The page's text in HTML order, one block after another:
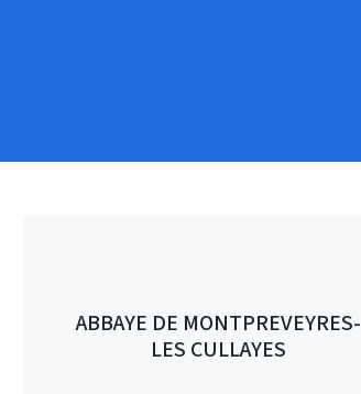
ABBAYE DE MONTPREVEYRES-
LES CULLAYES